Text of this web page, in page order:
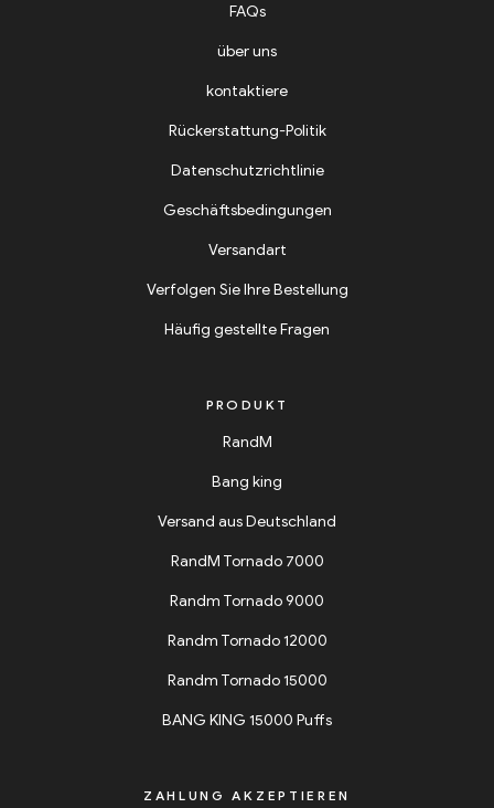
FAQs
über uns
kontaktiere
Rückerstattung-Politik
Datenschutzrichtlinie
Geschäftsbedingungen
Versandart
Verfolgen Sie Ihre Bestellung
Häufig gestellte Fragen
PRODUKT
RandM
Bang king
Versand aus Deutschland
RandM Tornado 7000
Randm Tornado 9000
Randm Tornado 12000
Randm Tornado 15000
BANG KING 15000 Puffs
ZAHLUNG AKZEPTIEREN